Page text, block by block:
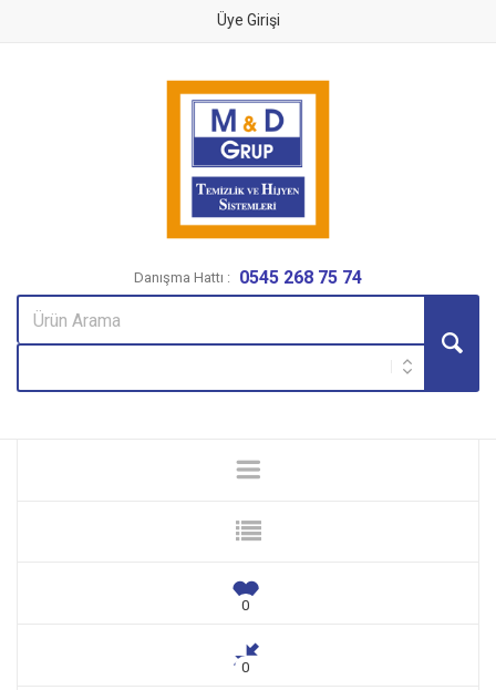
Üye Girişi
Danışma Hattı : 0545 268 75 74